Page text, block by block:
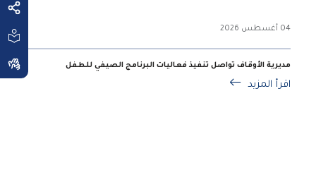
04 أغسطس 2026
مديرية الأوقاف تواصل تنفيذ فعاليات البرنامج الصيفي للطفل
اقرأ المزيد